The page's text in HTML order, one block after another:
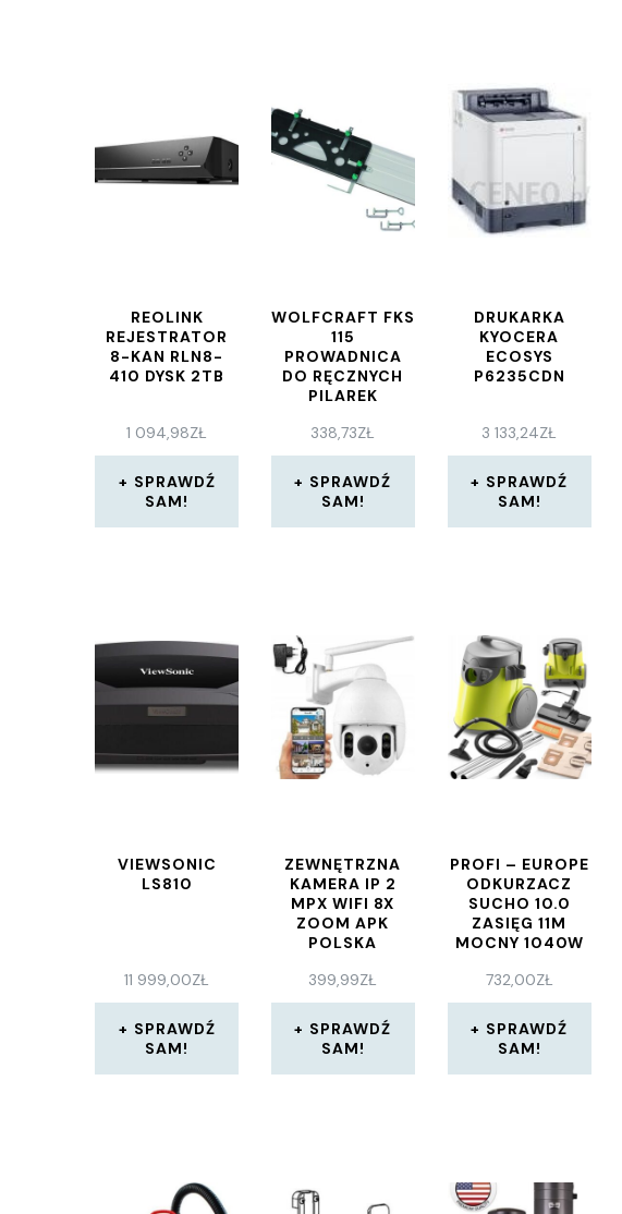
REOLINK
REJESTRATOR
8-KAN RLN8-
410 DYSK 2TB
1 094,98ZŁ
SPRAWDŹ
SAM!
WOLFCRAFT FKS
115
PROWADNICA
DO RĘCZNYCH
PILAREK
338,73ZŁ
SPRAWDŹ
SAM!
DRUKARKA
KYOCERA
ECOSYS
P6235CDN
3 133,24ZŁ
SPRAWDŹ
SAM!
VIEWSONIC
LS810
11 999,00ZŁ
SPRAWDŹ
SAM!
ZEWNĘTRZNA
KAMERA IP 2
MPX WIFI 8X
ZOOM APK
POLSKA
399,99ZŁ
SPRAWDŹ
SAM!
PROFI – EUROPE
ODKURZACZ
SUCHO 10.0
ZASIĘG 11M
MOCNY 1040W
732,00ZŁ
SPRAWDŹ
SAM!